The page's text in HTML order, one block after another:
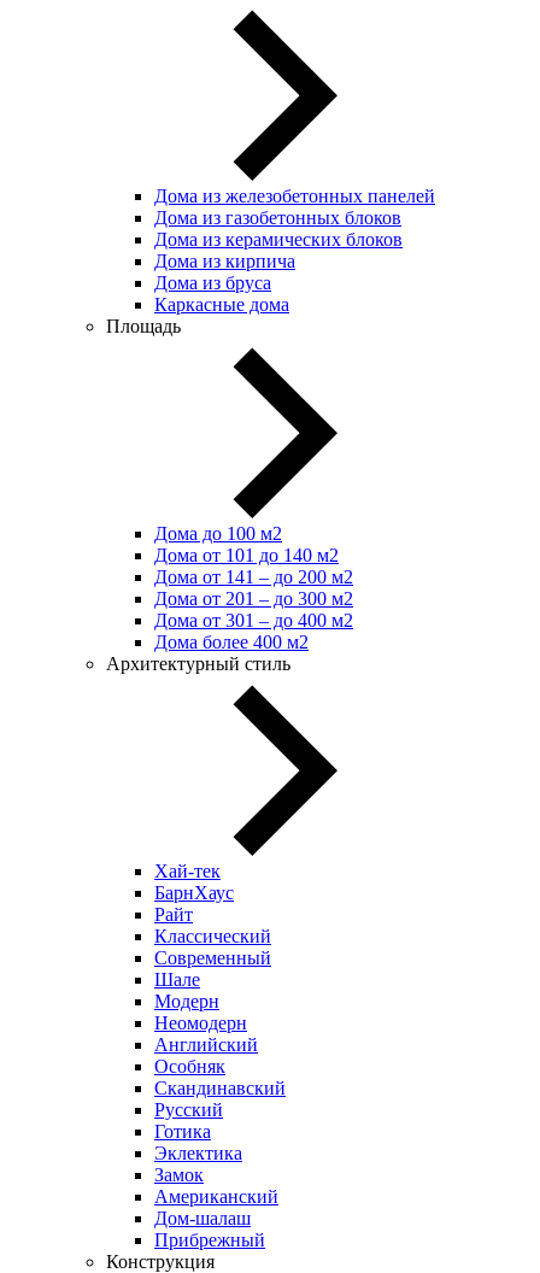
Дома из железобетонных панелей
Дома из газобетонных блоков
Дома из керамических блоков
Дома из кирпича
Дома из бруса
Каркасные дома
Площадь
Дома до 100 м2
Дома от 101 до 140 м2
Дома от 141 – до 200 м2
Дома от 201 – до 300 м2
Дома от 301 – до 400 м2
Дома более 400 м2
Архитектурный стиль
Хай-тек
БарнХаус
Райт
Классический
Современный
Шале
Модерн
Неомодерн
Английский
Особняк
Скандинавский
Русский
Готика
Эклектика
Замок
Американский
Дом-шалаш
Прибрежный
Конструкция